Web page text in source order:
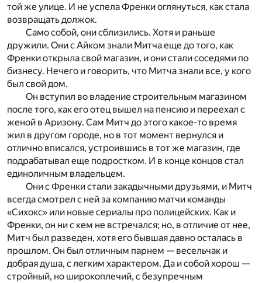
той же улице. И не успела Френки оглянуться, как стала
возвращать должок.
Само собой, они сблизились. Хотя и раньше
дружили. Они с Айком знали Митча еще до того, как
Френки открыла свой магазин, и они стали соседями по
бизнесу. Нечего и говорить, что Митча знали все, у кого
был свой дом.
Он вступил во владение строительным магазином
после того, как его отец вышел на пенсию и переехал с
женой в Аризону. Сам Митч до этого какое-то время
жил в другом городе, но в тот момент вернулся и
отлично вписался, устроившись в тот же магазин, где
подрабатывал еще подростком. И в конце концов стал
единоличным владельцем.
Они с Френки стали закадычными друзьями, и Митч
всегда смотрел с ней за компанию матчи команды
«Сихокс» или новые сериалы про полицейских. Как и
Френки, он ни с кем не встречался; но, в отличие от нее,
Митч был разведен, хотя его бывшая давно осталась в
прошлом. Он был отличным парнем — весельчак и
добрая душа, с легким характером. Да и собой хорош —
стройный, но широкоплечий, с безупречным